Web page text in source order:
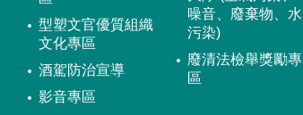
型塑文官優質組織
文化專區
酒駕防治宣導
影音專區
噪音、廢棄物、水
污染)
廢清法檢舉獎勵專
區